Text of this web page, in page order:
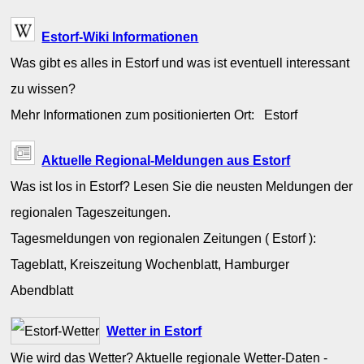
Estorf-Wiki Informationen
Was gibt es alles in Estorf und was ist eventuell interessant
zu wissen?
Mehr Informationen zum positionierten Ort: Estorf
Aktuelle Regional-Meldungen aus Estorf
Was ist los in Estorf? Lesen Sie die neusten Meldungen der
regionalen Tageszeitungen.
Tagesmeldungen von regionalen Zeitungen ( Estorf ):
Tageblatt, Kreiszeitung Wochenblatt, Hamburger
Abendblatt
Wetter in Estorf
Wie wird das Wetter? Aktuelle regionale Wetter-Daten -